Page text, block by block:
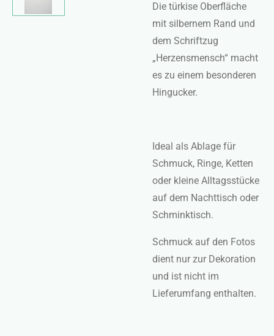
Die türkise Oberfläche
mit silbernem Rand und
dem Schriftzug
„Herzensmensch“ macht
es zu einem besonderen
Hingucker.
Ideal als Ablage für
Schmuck, Ringe, Ketten
oder kleine Alltagsstücke
auf dem Nachttisch oder
Schminktisch.
Schmuck auf den Fotos
dient nur zur Dekoration
und ist nicht im
Lieferumfang enthalten.